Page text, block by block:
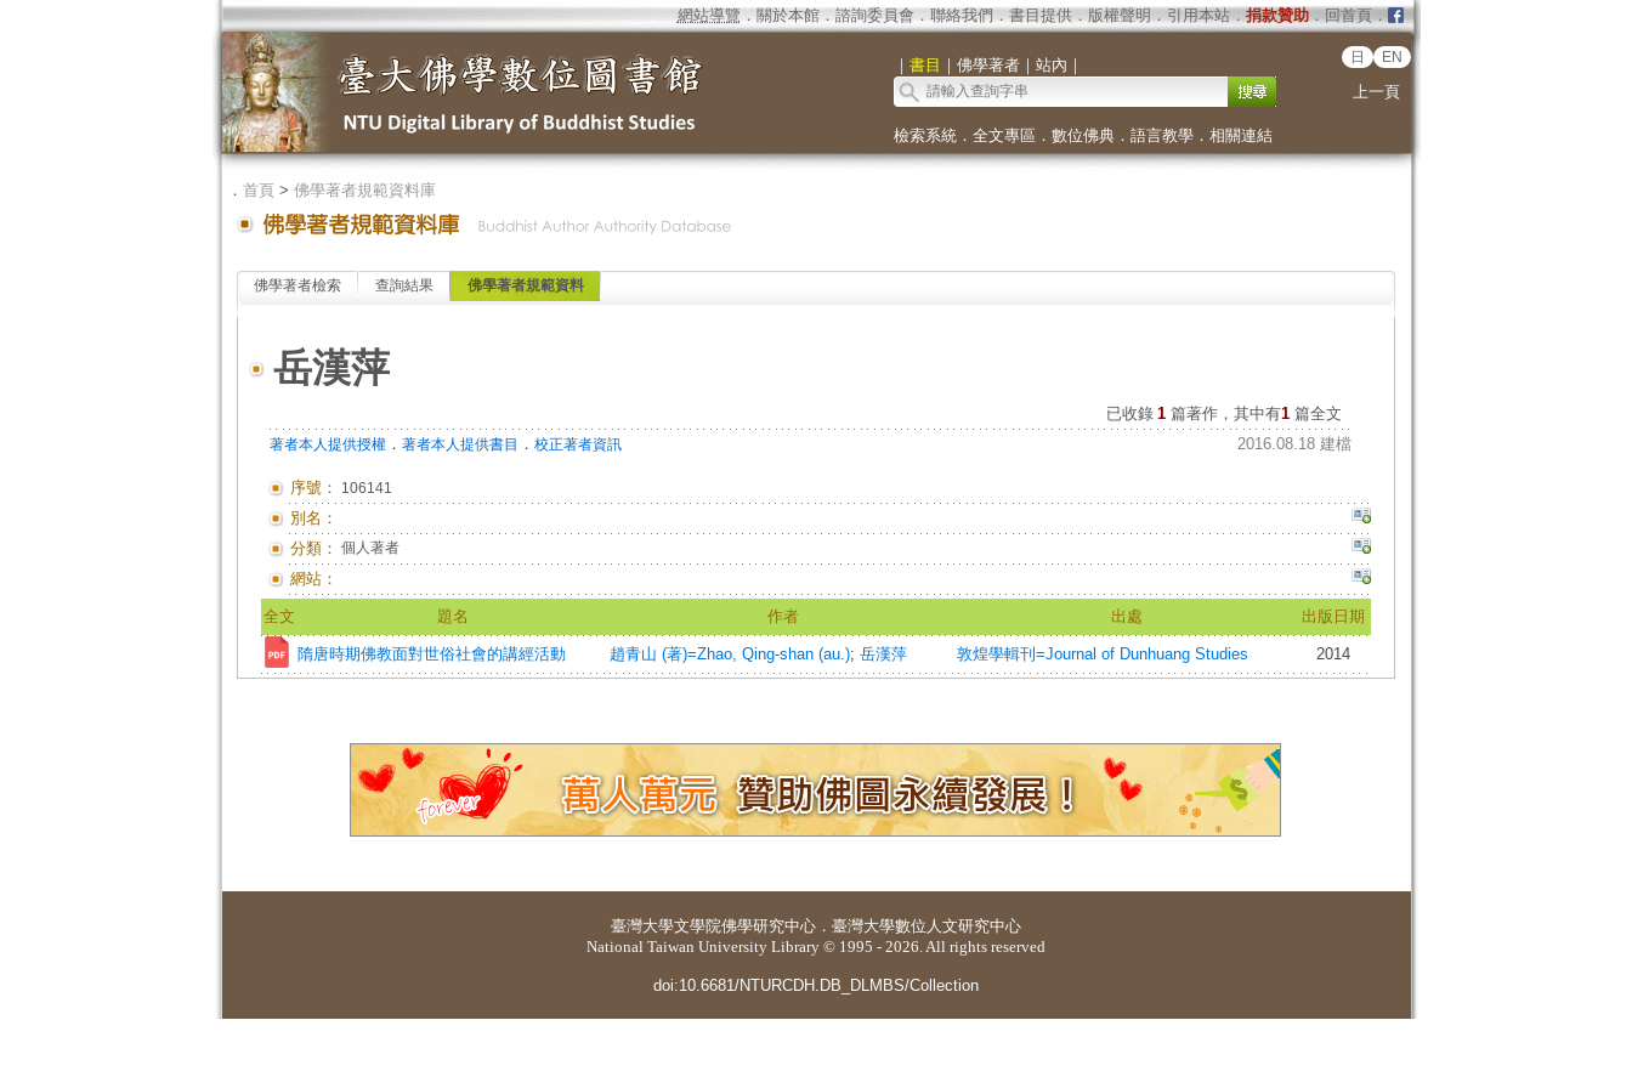
網站導覽 ． 關於本館． 諮詢委員會． 聯絡我們 ． 書目提供． 版權聲明 ． 引用本站． 捐款贊助．回首頁．
｜ 書目 ｜ 佛學著者｜ 站內 ｜ 日 EN
上一頁
檢索系統． 全文專區 ． 數位佛典． 語言教學． 相關連結
． 首頁> 佛學著者規範資料庫
佛學著者檢索 查詢結果 佛學著者規範資料
岳漢萍
已收錄 1 篇著作，其中有1篇全文
著者本人提供授權． 著者本人提供書目 ． 校正著者資訊 2016.08.18 建檔
序號： 106141
別名：
分類： 個人著者
網站：
全文 題名 作者 出處 出版日期
隋唐時期佛教面對世俗社會的講經活動 趙青山 (著)=Zhao, Qing-shan (au.); 岳漢萍 敦煌學輯刊=Journal of Dunhuang Studies 2014
臺灣大學文學院佛學研究中心 ． 臺灣大學數位人文研究中心
National Taiwan University Library © 1995 - 2026. All rights reserved
doi:10.6681/NTURCDH.DB_DLMBS/Collection